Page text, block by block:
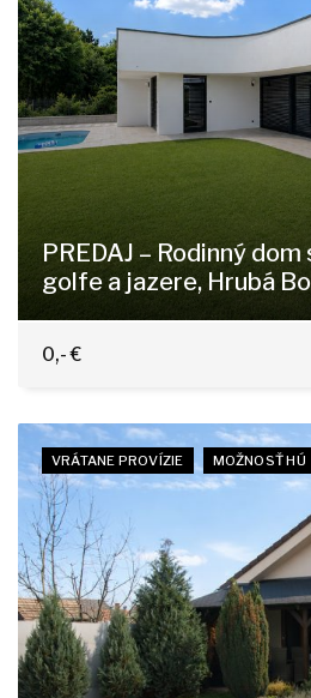
PREDAJ – Rodinný
golfe a jazere, Hrubá
Borovicová, Hrubá Borša
0,- €
VRÁTANE PROVÍZIE MOŽNOSŤ HÚ